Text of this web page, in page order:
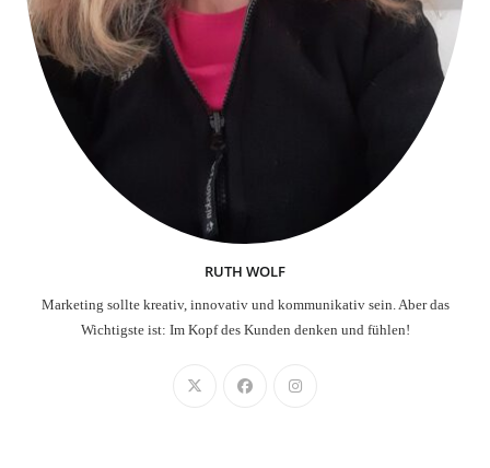
RUTH WOLF
Marketing sollte kreativ, innovativ und kommunikativ sein. Aber das
Wichtigste ist: Im Kopf des Kunden denken und fühlen!